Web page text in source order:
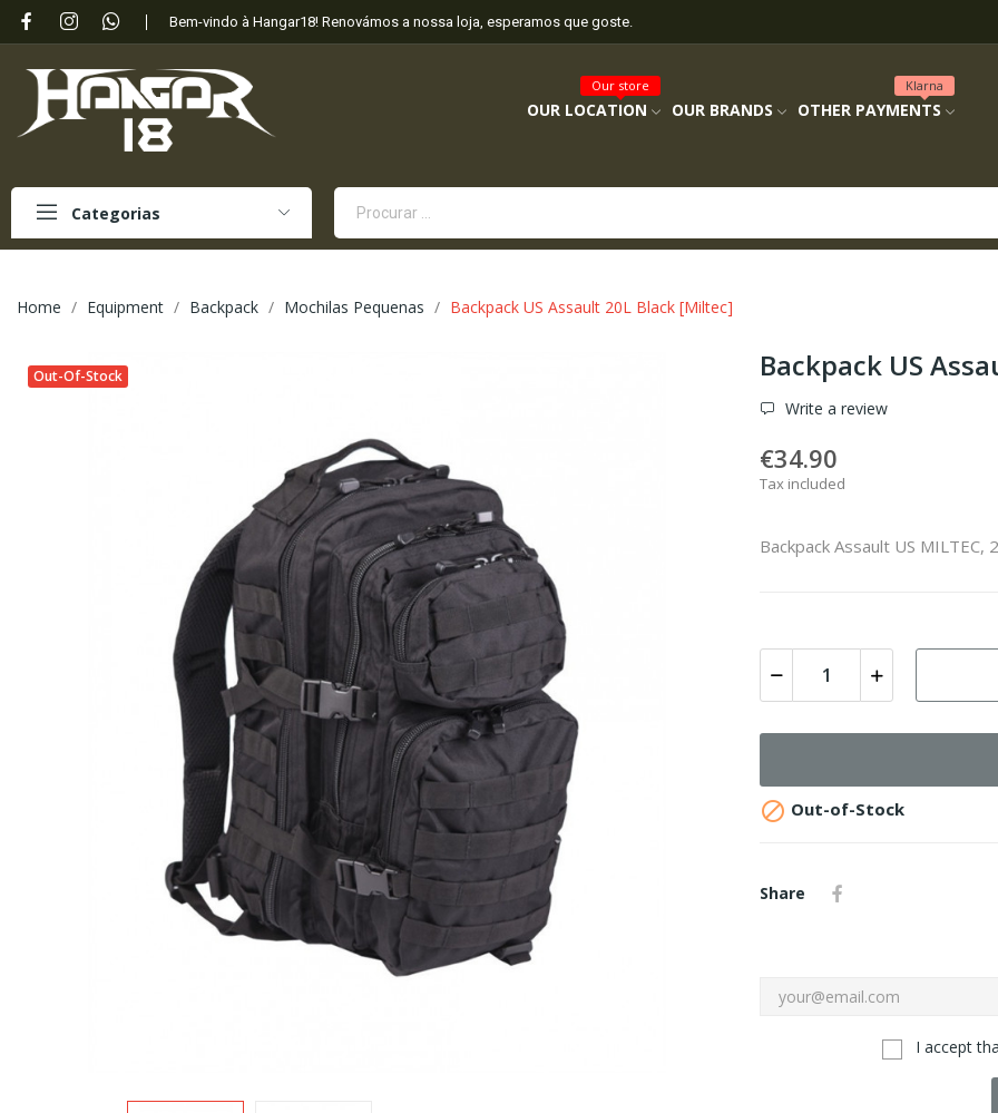
Bem-vindo à Hangar18! Renovámos a nossa loja, esperamos que goste.
OUR LOCATION
Our store
OUR BRANDS OTHER PAYMENTS
Klarna
Categorias
Home Equipment Backpack Mochilas Pequenas Backpack US Assault 20L Black [Miltec]
Out-Of-Stock Backpack US
Write a review
€34.90
Tax included
Backpack Assault US MILTEC,
 Out-of-Stock
Share
I accept